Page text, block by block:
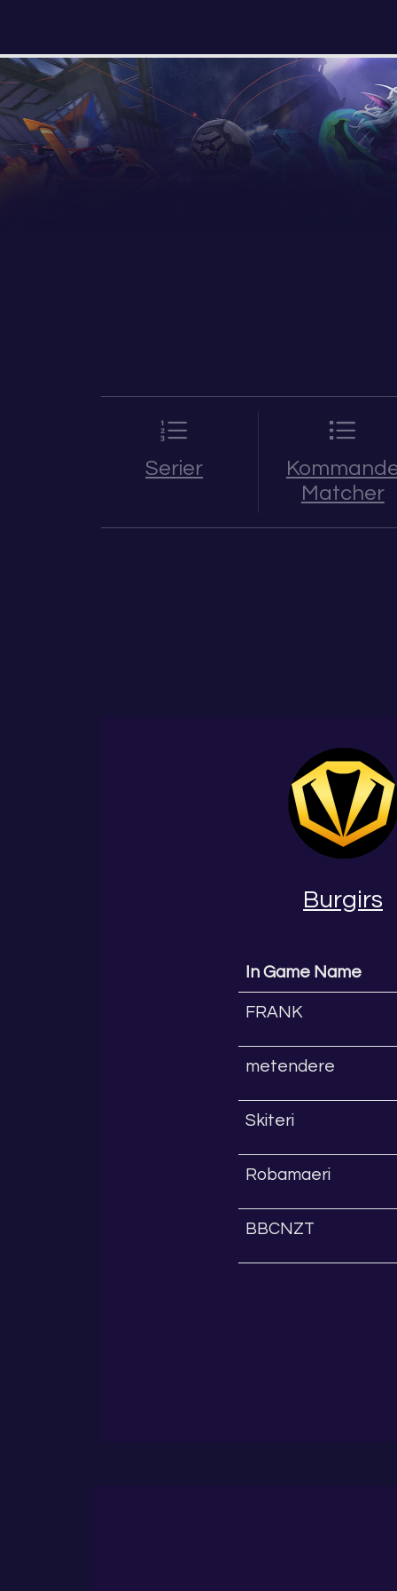
Serier
Matcher
Burgirs
In Game Name
FRANK
metendere
Skiteri
Robamaeri
BBCNZT